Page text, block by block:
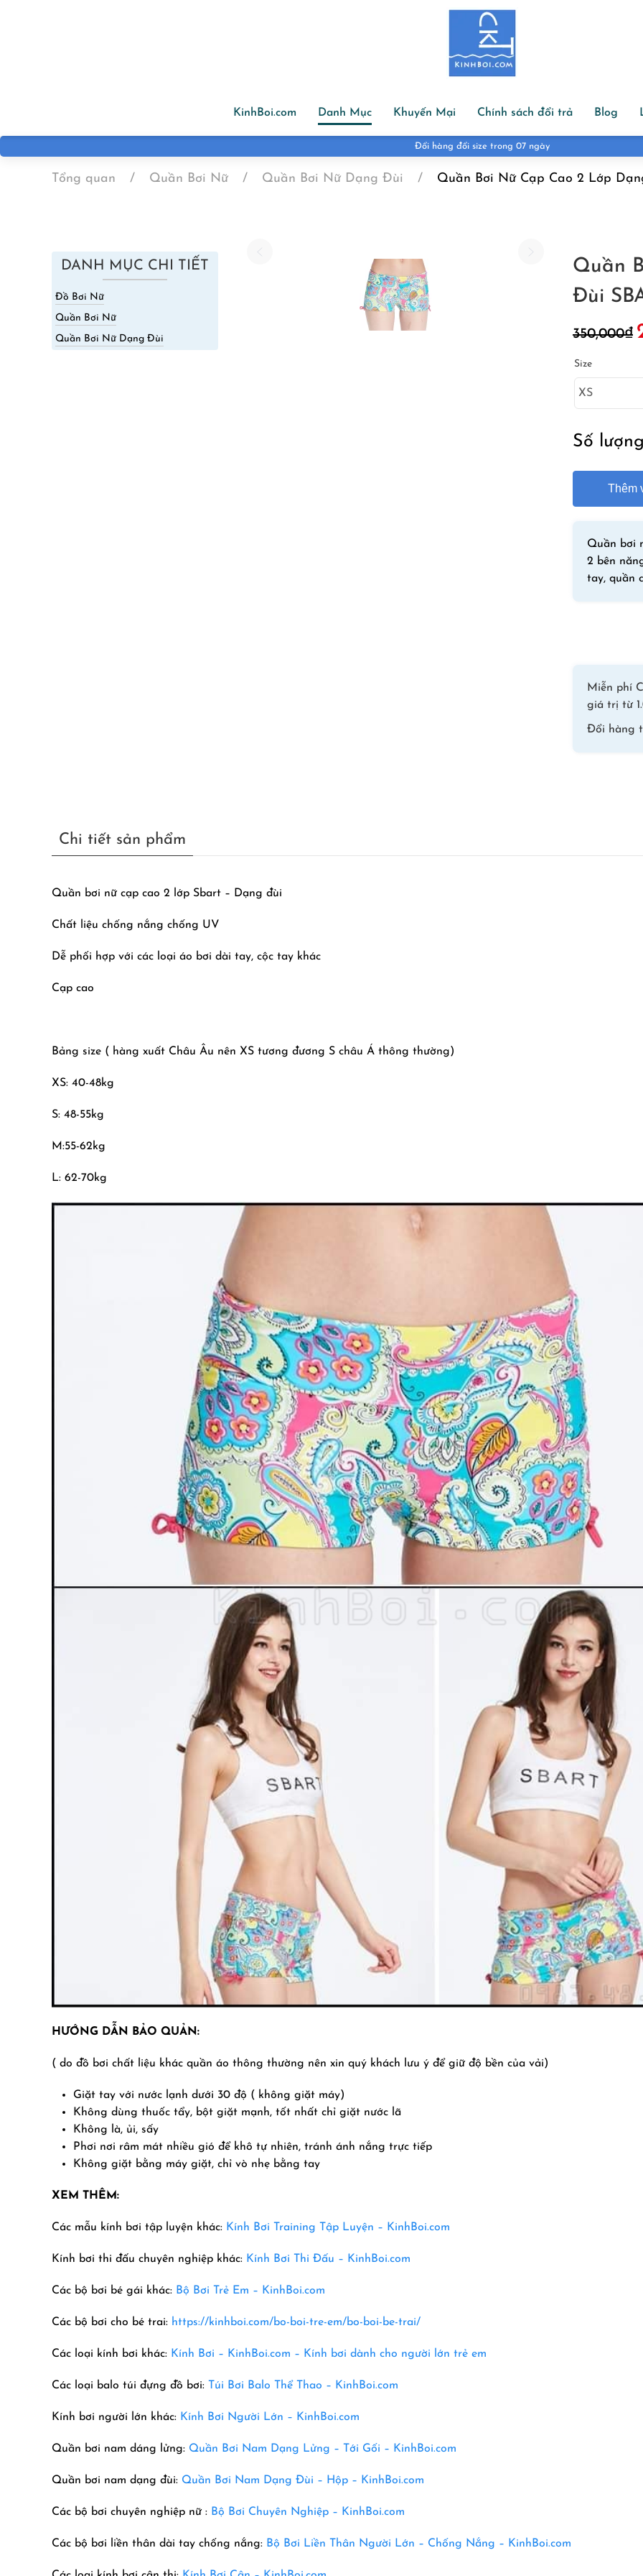
KinhBoi.com Danh Mục Khuyến Mại Chính sách đổi trả Blog
Đổi hàng đổi size trong 07 ngày
Tổng quan Quần Bơi Nữ Quần Bơi Nữ Dạng Đùi Quần Bơi Nữ Cạp Cao 2 Lớp
DANH MỤC CHI TIẾT
Đồ Bơi Nữ
Quần Bơi Nữ
Quần Bơi Nữ Dạng Đùi
Quần
Đùi
350,000₫
Size
Số lượng
Thêm
Quần bơi
2 bên
tay, quần
Miễn phí
giá trị từ
Đổi hàng
Chi tiết sản phẩm
Quần bơi nữ cạp cao 2 lớp Sbart – Dạng đùi
Chất liệu chống nắng chống UV
Dễ phối hợp với các loại áo bơi dài tay, cộc tay khác
Cạp cao
Bảng size ( hàng xuất Châu Âu nên XS tương đương S châu Á thông thường)
XS: 40-48kg
S: 48-55kg
M:55-62kg
L: 62-70kg
HƯỚNG DẪN BẢO QUẢN:
( do đồ bơi chất liệu khác quần áo thông thường nên xin quý khách lưu ý để giữ độ bền của vải)
Giặt tay với nước lạnh dưới 30 độ ( không giặt máy)
Không dùng thuốc tẩy, bột giặt mạnh, tốt nhất chỉ giặt nước lã
Không là, ủi, sấy
Phơi nơi râm mát nhiều gió để khô tự nhiên, tránh ánh nắng trực tiếp
Không giặt bằng máy giặt, chỉ vò nhẹ bằng tay
XEM THÊM:
Các mẫu kính bơi tập luyện khác: Kính Bơi Training Tập Luyện – KinhBoi.com
Kính bơi thi đấu chuyên nghiệp khác: Kính Bơi Thi Đấu – KinhBoi.com
Các bộ bơi bé gái khác: Bộ Bơi Trẻ Em – KinhBoi.com
Các bộ bơi cho bé trai: https://kinhboi.com/bo-boi-tre-em/bo-boi-be-trai/
Các loại kính bơi khác: Kính Bơi – KinhBoi.com – Kính bơi dành cho người lớn trẻ em
Các loại balo túi đựng đồ bơi: Túi Bơi Balo Thể Thao – KinhBoi.com
Kính bơi người lớn khác: Kính Bơi Người Lớn – KinhBoi.com
Quần bơi nam dáng lửng: Quần Bơi Nam Dạng Lửng – Tới Gối – KinhBoi.com
Quần bơi nam dạng đùi: Quần Bơi Nam Dạng Đùi – Hộp – KinhBoi.com
Các bộ bơi chuyên nghiệp nữ : Bộ Bơi Chuyên Nghiệp – KinhBoi.com
Các bộ bơi liền thân dài tay chống nắng: Bộ Bơi Liền Thân Người Lớn – Chống Nắng – KinhBoi.com